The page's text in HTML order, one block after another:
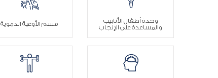
وحدة أطفال الأنابيب
والمساعدة على الإنجاب
قسم الأوعية الدموية